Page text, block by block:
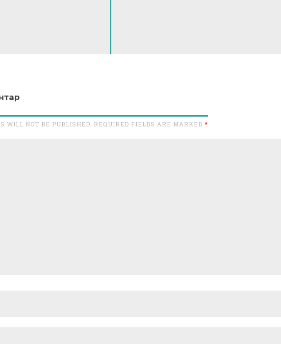
WILL NOT BE PUBLISHED. REQUIRED FIELDS ARE MARKED *